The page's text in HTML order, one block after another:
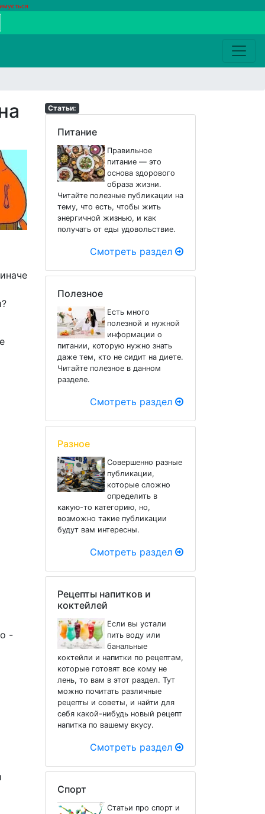
-
Статьи:
Питание
Правильное
питание — это
основа здорового
образа жизни.
Читайте полезные публикации на
тему, что есть, чтобы жить
энергичной жизнью, и как
получать от еды удовольствие.
Смотреть раздел
Полезное
Есть много
полезной и нужной
информации о
питании, которую нужно знать
даже тем, кто не сидит на диете.
Читайте полезное в данном
разделе.
Смотреть раздел
Разное
Совершенно разные
публикации,
которые сложно
определить в
какую-то категорию, но,
возможно такие публикации
будут вам интересны.
Смотреть раздел
Рецепты напитков и
коктейлей
Если вы устали
пить воду или
банальные
коктейли и напитки по рецептам,
которые готовят все кому не
лень, то вам в этот раздел. Тут
можно почитать различные
рецепты и советы, и найти для
себя какой-нибудь новый рецепт
напитка по вашему вкусу.
Смотреть раздел
Спорт
Статьи про спорт и